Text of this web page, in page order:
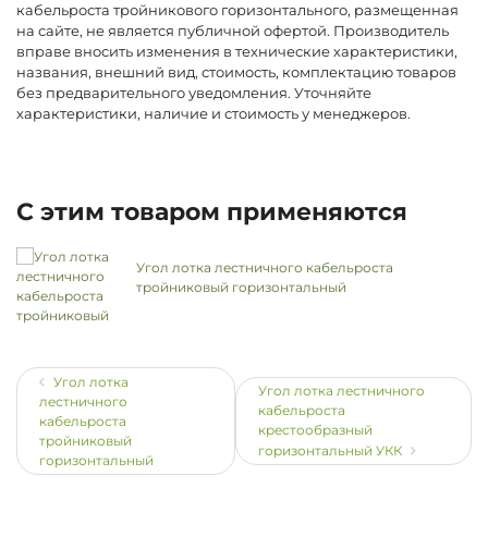
кабельроста тройникового горизонтального, размещенная
на сайте, не является публичной офертой. Производитель
вправе вносить изменения в технические характеристики,
названия, внешний вид, стоимость, комплектацию товаров
без предварительного уведомления. Уточняйте
характеристики, наличие и стоимость у менеджеров.
С этим товаром применяются
Угол лотка лестничного кабельроста
тройниковый горизонтальный
Угол лотка
лестничного
кабельроста
тройниковый
горизонтальный
Угол лотка лестничного
кабельроста
крестообразный
горизонтальный УКК